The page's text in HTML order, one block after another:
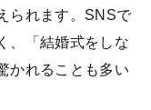
られます。SNSで
、「結婚式をしな
かれることも多い